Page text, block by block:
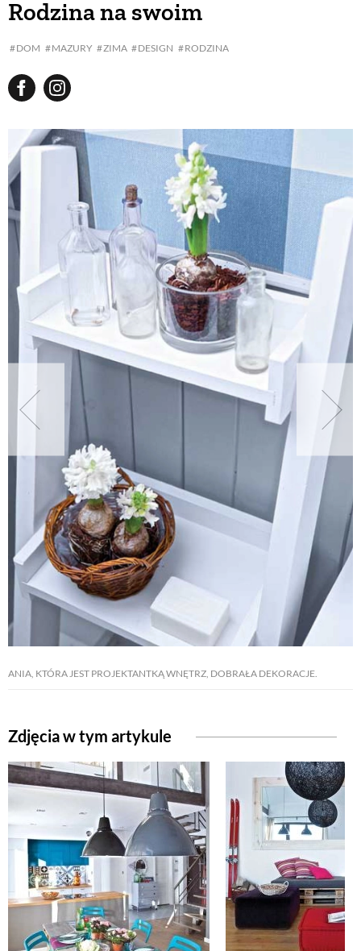
Rodzina na swoim
DOM MAZURY ZIMA DESIGN RODZINA
ANIA, KTÓRA JEST PROJEKTANTKĄ WNĘTRZ, DOBRAŁA DEKORACJE.
Zdjęcia w tym artykule
BUDUJEMY DOM
WARZYWA I OWOCE
ROŚLINY OGRODOWE
PORADY
ZIELEŃ W DOMU
PROJEKTOWANIE OGRODU
NATURALNIE
NATURALNA APTECZKA
DLA DOMU
EKO ŻYCIE
ZWIERZĘTA W NATURZE
GRZYBY
KRAJOBRAZ
RĘKODZIEŁO